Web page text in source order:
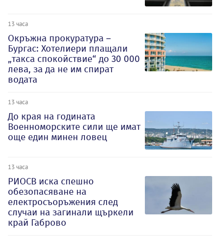
13 часа
Окръжна прокуратура –
Бургас: Хотелиери плащали
„такса спокойствие“ до 30 000
лева, за да не им спират
водата
13 часа
До края на годината
Военноморските сили ще имат
още един минен ловец
13 часа
РИОСВ иска спешно
обезопасяване на
електросъоръжения след
случаи на загинали щъркели
край Габрово